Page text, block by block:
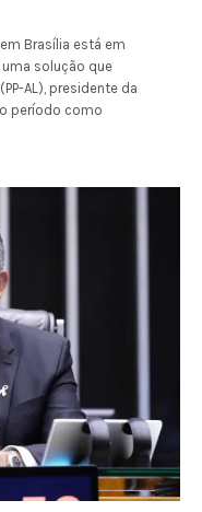
Brasília está em
solução que
AL), presidente da
período como